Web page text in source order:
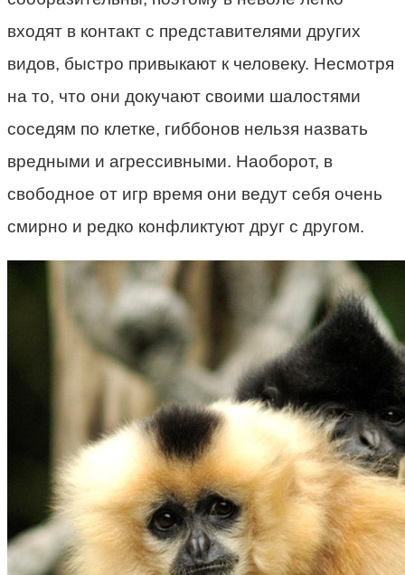
входят в контакт с представителями других
видов, быстро привыкают к человеку. Несмотря
на то, что они докучают своими шалостями
соседям по клетке, гиббонов нельзя назвать
вредными и агрессивными. Наоборот, в
свободное от игр время они ведут себя очень
смирно и редко конфликтуют друг с другом.